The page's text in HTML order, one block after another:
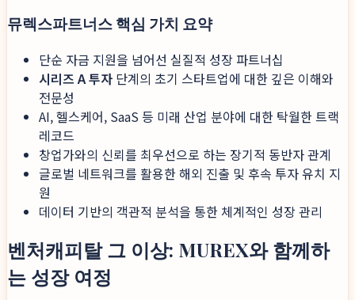
뮤렉스파트너스 핵심 가치 요약
단순 자금 지원을 넘어선 실질적 성장 파트너십
시리즈 A 투자 단계의 초기 스타트업에 대한 깊은 이해와
전문성
AI, 헬스케어, SaaS 등 미래 산업 분야에 대한 탁월한 트랙
레코드
창업가와의 신뢰를 최우선으로 하는 장기적 동반자 관계
글로벌 네트워크를 활용한 해외 진출 및 후속 투자 유치 지
원
데이터 기반의 객관적 분석을 통한 체계적인 성장 관리
벤처캐피탈 그 이상: MUREX와 함께하
는 성장 여정